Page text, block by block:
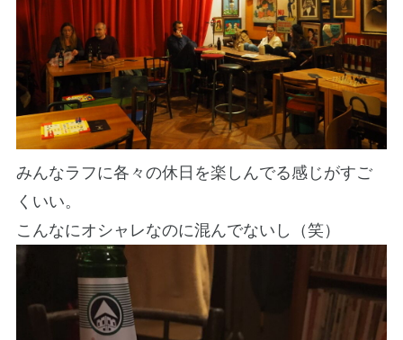
みんなラフに各々の休日を楽しんでる感じがすご
くいい。
こんなにオシャレなのに混んでないし（笑）